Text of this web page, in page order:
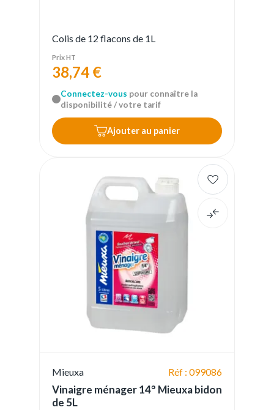
Colis de 12 flacons de 1L
Prix HT
38,74 €
Connectez-vous pour connaître la
disponibilité / votre tarif
Ajouter au panier
Mieuxa Réf : 099086
Vinaigre ménager 14° Mieuxa bidon
de 5L